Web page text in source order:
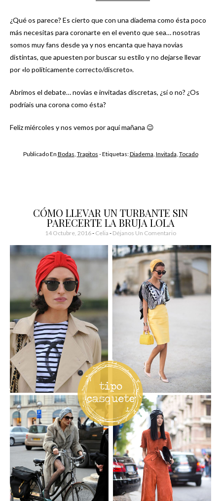
¿Qué os parece? Es cierto que con una diadema como ésta poco
más necesitas para coronarte en el evento que sea… nosotras
somos muy fans desde ya y nos encanta que haya novias
distintas, que apuesten por buscar su estilo y no dejarse llevar
por «lo políticamente correcto/discreto».
Abrimos el debate… novias e invitadas discretas, ¿sí o no? ¿Os
podríais una corona como ésta?
Feliz miércoles y nos vemos por aquí mañana 😉
Publicado En Bodas, Trapitos - Etiquetas:Diadema, Invitada, Tocado
CÓMO LLEVAR UN TURBANTE SIN
PARECERTE LA BRUJA LOLA
14 Octubre, 2016- Celia Déjanos Un Comentario